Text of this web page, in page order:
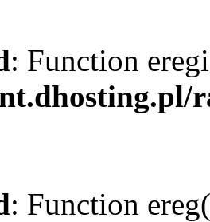
: Function
: Function